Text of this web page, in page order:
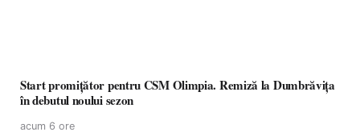
Start promițător pentru CSM Olimpia. Remiză la Dumbrăvița
în debutul noului sezon
acum 6 ore